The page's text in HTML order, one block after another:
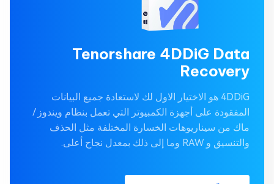
Tenorshare 4DDiG Data
Recovery
4DDiG هو الاختيار الاول لك لاستعادة جميع البيانات
المفقودة على أجهزة الكمبيوتر التي تعمل بنظام ويندوز /
ماك من سيناريوهات الخسارة المختلفة مثل الحذف
والتنسيق و RAW وما إلى ذلك بمعدل نجاح أعلى.